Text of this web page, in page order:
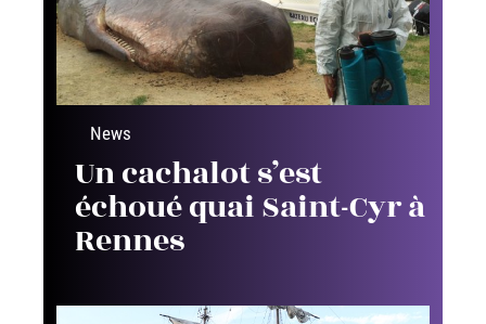
News
Un cachalot s’est
échoué quai Saint-Cyr à
Rennes